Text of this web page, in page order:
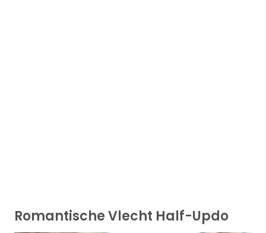
Romantische Vlecht Half-Updo